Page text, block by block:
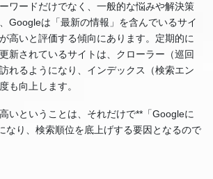
ワードだけでなく、一般的な悩みや解決策
Googleは「最新の情報」を含んでいるサイ
高いと評価する傾向にあります。定期的に
新されているサイトは、クローラー（巡回
れるようになり、インデックス（検索エン
も向上します。
いということは、それだけで**「Googleに
なり、検索順位を底上げする要因となるので